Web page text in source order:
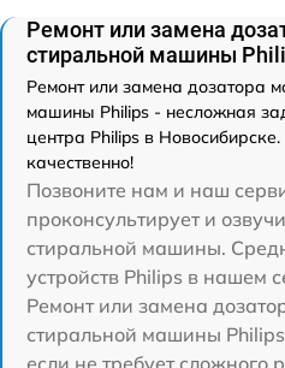
Ремонт или замена
стиральной машины
Ремонт или замена дозатора
машины Philips - несложная
центра Philips в
качественно!
Позвоните нам и наш
проконсультирует и
стиральной машины.
устройств Philips в нашем
Ремонт или замена
стиральной машины